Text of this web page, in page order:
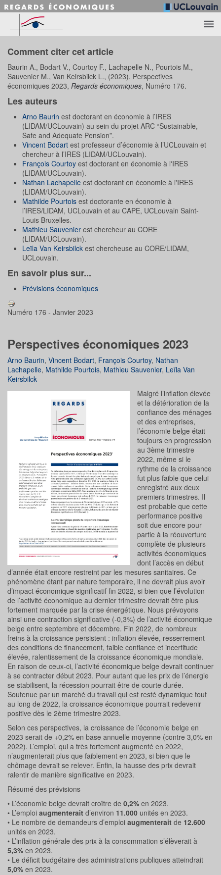
Accéder au contenu principal
Comment citer cet article
Baurin A., Bodart V., Courtoy F., Lachapelle N., Pourtois M.,
Sauvenier M., Van Keirsbilck L., (2023). Perspectives
économiques 2023, Regards économiques, Numéro 176.
Les auteurs
Arno Baurin est doctorant en économie à l’IRES
(LIDAM/UCLouvain) au sein du projet ARC “Sustainable,
Safe and Adequate Pension”.
Vincent Bodart est professeur d’économie à l’UCLouvain et
chercheur à l’IRES (LIDAM/UCLouvain).
François Courtoy est doctorant en économie à l'IRES
(LIDAM/UCLouvain).
Nathan Lachapelle est doctorant en économie à l'IRES
(LIDAM/UCLouvain).
Mathilde Pourtois est doctorante en économie à
l’IRES/LIDAM, UCLouvain et au CAPE, UCLouvain Saint-
Louis Bruxelles.
Mathieu Sauvenier est chercheur au CORE
(LIDAM/UCLouvain).
Leïla Van Keirsbilck est chercheuse au CORE/LIDAM,
UCLouvain.
En savoir plus sur...
Prévisions économiques
Numéro 176 - Janvier 2023
Perspectives économiques 2023
Arno Baurin, Vincent Bodart, François Courtoy, Nathan
Lachapelle, Mathilde Pourtois, Mathieu Sauvenier, Leïla Van
Keirsbilck
Malgré l’inflation élevée
et la détérioration de la
confiance des ménages
et des entreprises,
l’économie belge était
toujours en progression
au 3ème trimestre
2022, même si le
rythme de la croissance
fut plus faible que celui
enregistré aux deux
premiers trimestres. Il
est probable que cette
performance positive
soit due encore pour
partie à la réouverture
complète de plusieurs
activités économiques
dont l’accès en début
d’année était encore restreint par les mesures sanitaires. Ce
phénomène étant par nature temporaire, il ne devrait plus avoir
d’impact économique significatif fin 2022, si bien que l’évolution
de l’activité économique au dernier trimestre devrait être plus
fortement marquée par la crise énergétique. Nous prévoyons
ainsi une contraction significative (-0,3%) de l’activité économique
belge entre septembre et décembre. Fin 2022, de nombreux
freins à la croissance persistent : inflation élevée, resserrement
des conditions de financement, faible confiance et incertitude
élevée, ralentissement de la croissance économique mondiale.
En raison de ceux-ci, l’activité économique belge devrait continuer
à se contracter début 2023. Pour autant que les prix de l’énergie
se stabilisent, la récession pourrait être de courte durée.
Soutenue par un marché du travail qui est resté dynamique tout
au long de 2022, la croissance économique pourrait redevenir
positive dès le 2ème trimestre 2023.
Selon ces perspectives, la croissance de l’économie belge en
2023 serait de +0,2% en base annuelle moyenne (contre 3,0% en
2022). L’emploi, qui a très fortement augmenté en 2022,
n’augmenterait plus que faiblement en 2023, si bien que le
chômage devrait se relever. Enfin, la hausse des prix devrait
ralentir de manière significative en 2023.
Résumé des prévisions
• L’économie belge devrait croître de 0,2% en 2023.
• L’emploi augmenterait d’environ 11.000 unités en 2023.
• Le nombre de demandeurs d’emploi augmenterait de 12.600
unités en 2023.
• L’inflation générale des prix à la consommation s’élèverait à
5,3% en 2023.
• Le déficit budgétaire des administrations publiques atteindrait
5,0% en 2023.